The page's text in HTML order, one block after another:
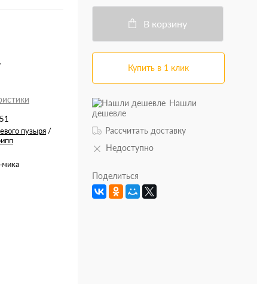
пузыря/
В корзину
Купить в 1 клик
Нашли
дешевле
Рассчитать доставку
Недоступно
Поделиться